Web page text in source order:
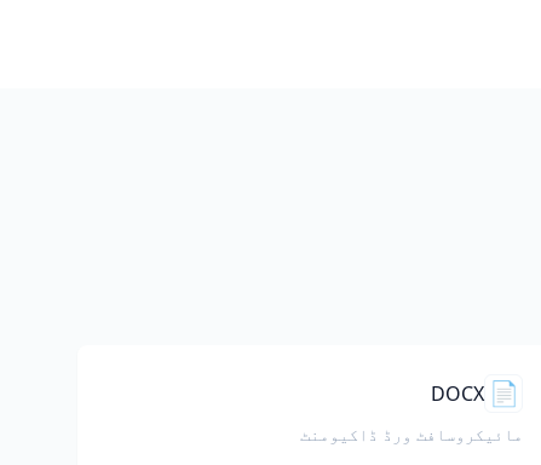
📄
DOCX
مائیکروسافٹ ورڈ ڈاکیومنٹ